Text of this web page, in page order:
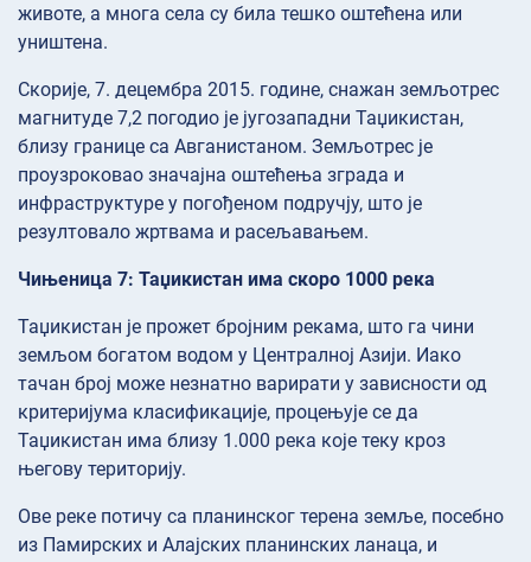
животе, а многа села су била тешко оштећена или
уништена.
Скорије, 7. децембра 2015. године, снажан земљотрес
магнитуде 7,2 погодио је југозападни Таџикистан,
близу границе са Авганистаном. Земљотрес је
проузроковао значајна оштећења зграда и
инфраструктуре у погођеном подручју, што је
резултовало жртвама и расељавањем.
Чињеница 7: Таџикистан има скоро 1000 река
Таџикистан је прожет бројним рекама, што га чини
земљом богатом водом у Централној Азији. Иако
тачан број може незнатно варирати у зависности од
критеријума класификације, процењује се да
Таџикистан има близу 1.000 река које теку кроз
његову територију.
Ове реке потичу са планинског терена земље, посебно
из Памирских и Алајских планинских ланаца, и